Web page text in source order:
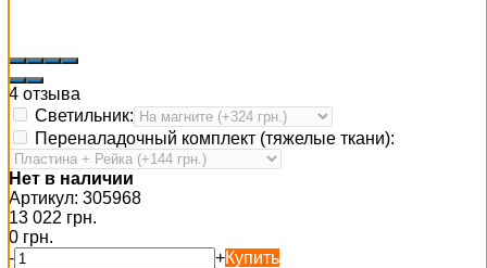
4 отзыва
Светильник:
Переналадочный комплект (тяжелые ткани):
Нет в наличии
Артикул: 305968
13 022 грн.
0 грн.
-
+Купить